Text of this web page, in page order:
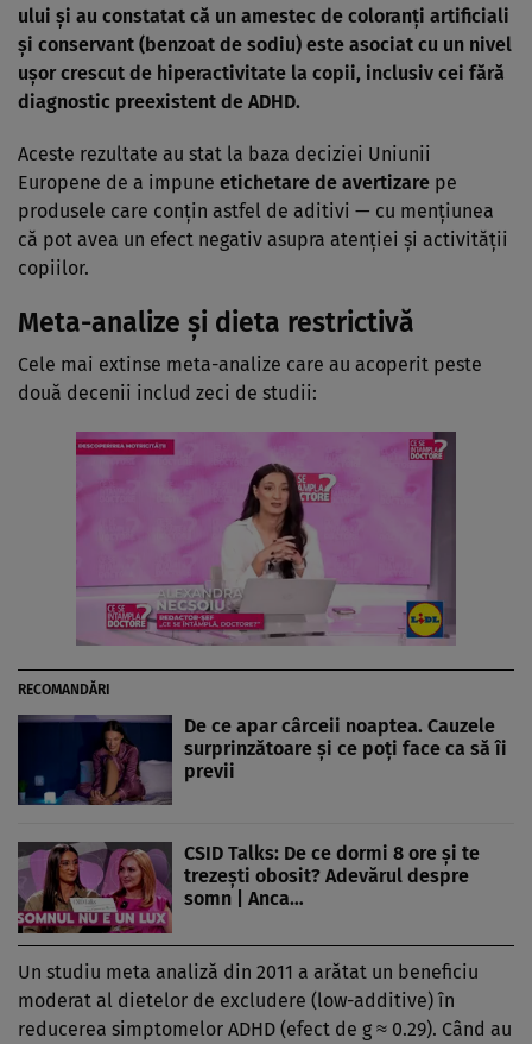
ului și au constatat că un amestec de coloranți artificiali
și conservant (benzoat de sodiu) este asociat cu un nivel
ușor crescut de hiperactivitate la copii, inclusiv cei fără
diagnostic preexistent de ADHD.
Aceste rezultate au stat la baza deciziei Uniunii
Europene de a impune etichetare de avertizare pe
produsele care conțin astfel de aditivi — cu mențiunea
că pot avea un efect negativ asupra atenției și activității
copiilor.
Meta-analize și dieta restrictivă
Cele mai extinse meta-analize care au acoperit peste
două decenii includ zeci de studii:
RECOMANDĂRI
De ce apar cârceii noaptea. Cauzele
surprinzătoare și ce poți face ca să îi
previi
CSID Talks: De ce dormi 8 ore și te
trezești obosit? Adevărul despre
somn | Anca…
Un studiu meta analiză din 2011 a arătat un beneficiu
moderat al dietelor de excludere (low-additive) în
reducerea simptomelor ADHD (efect de g ≈ 0.29). Când au